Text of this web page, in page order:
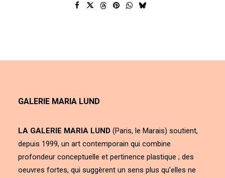
GALERIE MARIA LUND
LA GALERIE MARIA LUND (Paris, le Marais) soutient,
depuis 1999, un art contemporain qui combine
profondeur conceptuelle et pertinence plastique ; des
oeuvres fortes, qui suggèrent un sens plus qu’elles ne